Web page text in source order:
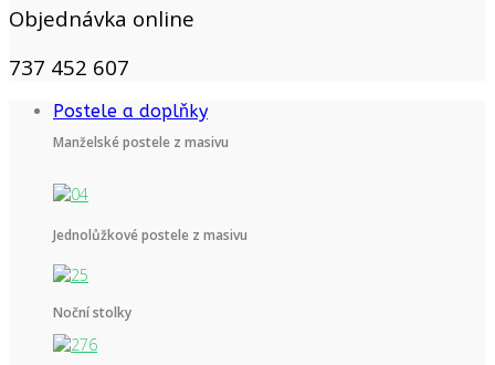
Objednávka online
737 452 607
Postele a doplňky
Manželské postele z masivu
Jednolůžkové postele z masivu
Noční stolky